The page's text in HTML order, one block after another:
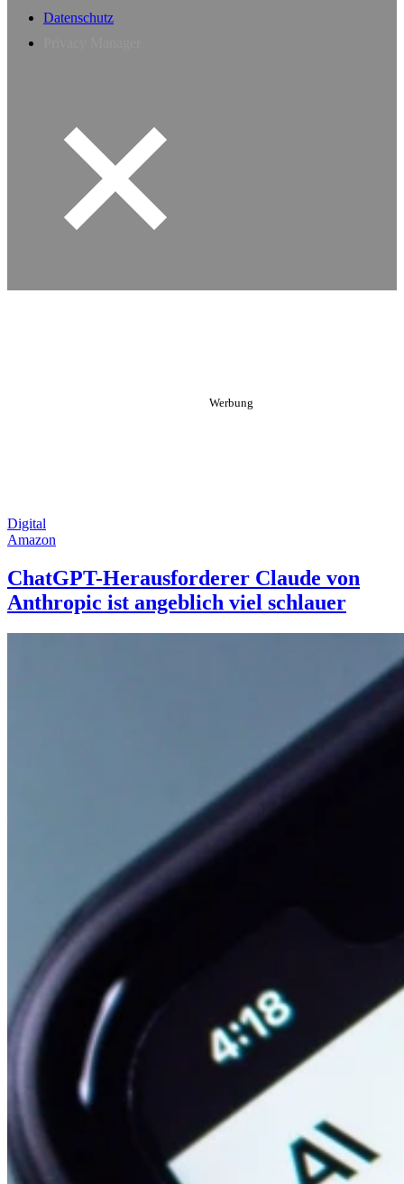
Datenschutz
Digital
Amazon
ChatGPT-Herausforderer Claude von
Anthropic ist angeblich viel schlauer